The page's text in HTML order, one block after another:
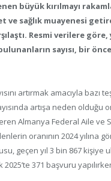
büyük kırılmayı
sağlık muayenesi
Resmi verilere
sayısı, bir
artırmak amacıyla bazı
artışa neden olduğu
Almanya Federal Aile ve
oranının 2024 yılına
geçen yıl 3 bin 867
371 başvuru